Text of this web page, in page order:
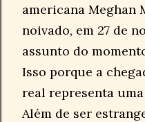
americana Meghan
noivado, em 27 de
assunto do
Isso porque a
real representa
Além de ser